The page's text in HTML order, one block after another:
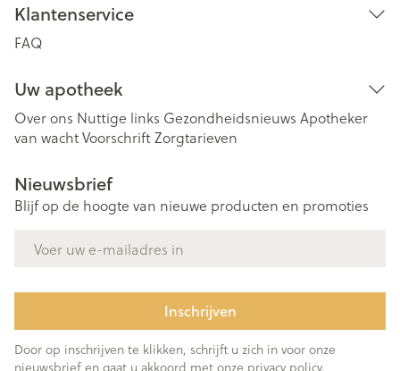
Klantenservice
FAQ
Uw apotheek
Over ons Nuttige links Gezondheidsnieuws Apotheker
van wachtVoorschriftZorgtarieven
Nieuwsbrief
Blijf op de hoogte van nieuwe producten en promoties
Inschrijven
Door op inschrijven te klikken, schrijft u zich in voor onze
nieuwsbrief en gaat u akkoord met onze privacy policy.